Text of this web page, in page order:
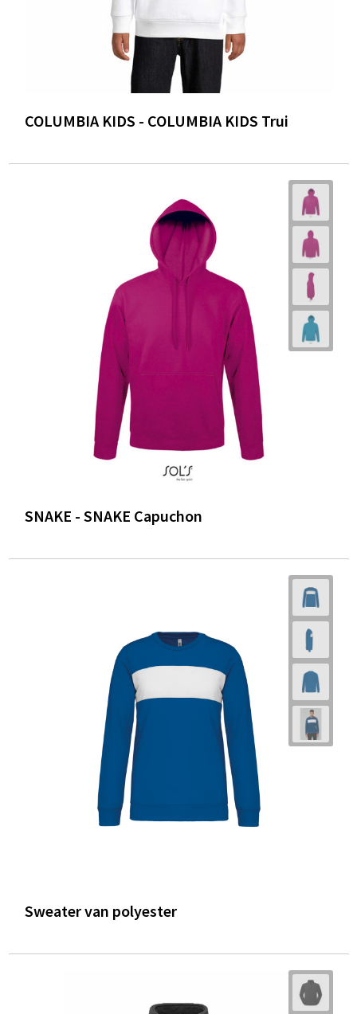
COLUMBIA KIDS - COLUMBIA KIDS Trui
SNAKE - SNAKE Capuchon
Sweater van polyester